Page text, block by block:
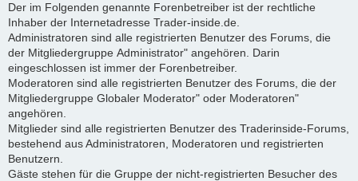
Der im Folgenden genannte Forenbetreiber ist der rechtliche
Inhaber der Internetadresse Trader-inside.de.
Administratoren sind alle registrierten Benutzer des Forums, die
der Mitgliedergruppe Administrator" angehören. Darin
eingeschlossen ist immer der Forenbetreiber.
Moderatoren sind alle registrierten Benutzer des Forums, die der
Mitgliedergruppe Globaler Moderator" oder Moderatoren"
angehören.
Mitglieder sind alle registrierten Benutzer des Traderinside-Forums,
bestehend aus Administratoren, Moderatoren und registrierten
Benutzern.
Gäste stehen für die Gruppe der nicht-registrierten Besucher des